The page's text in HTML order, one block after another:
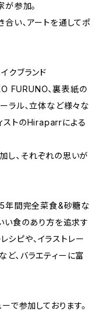
が参加。
い、アートを通してポ
クブランド
FURUNO、裏表紙の
ラル、立体など様々な
ストのHiraparrによる
し、それぞれの思いが
年間完全菜食&砂糖な
い食のあり方を追求す
ピや、イラストレー
、バラエティーに富
で参加しております。